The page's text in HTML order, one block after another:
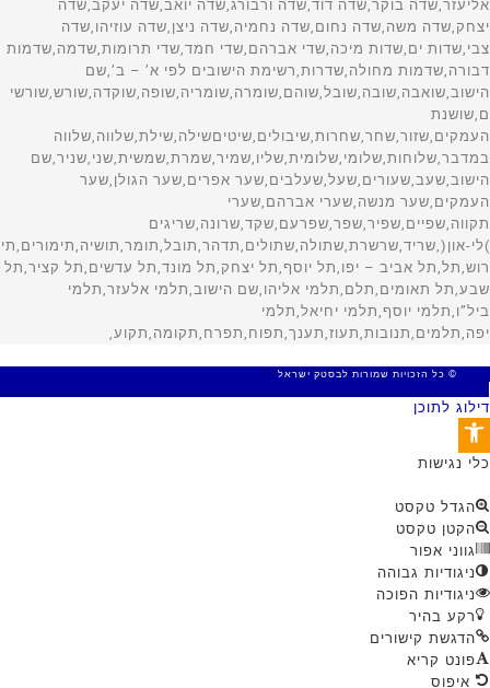
© כל הזכויות שמורות לבסטק ישראל
דילוג לתוכן
פתח סרגל נגישות
כלי נגישות
הגדל טקסט
הקטן טקסט
גווני אפור
ניגודיות גבוהה
ניגודיות הפוכה
רקע בהיר
הדגשת קישורים
פונט קריא
איפוס